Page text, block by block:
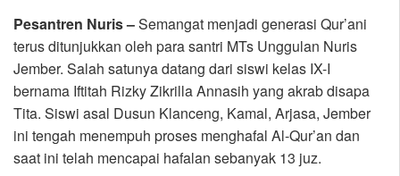
Pesantren Nuris –Semangat menjadi generasi Qur’ani
terus ditunjukkan oleh para santri MTs Unggulan Nuris
Jember. Salah satunya datang dari siswi kelas IX-I
bernama Iftitah Rizky Zikrilla Annasih yang akrab disapa
Tita. Siswi asal Dusun Klanceng, Kamal, Arjasa, Jember
ini tengah menempuh proses menghafal Al-Qur’an dan
saat ini telah mencapai hafalan sebanyak 13 juz.